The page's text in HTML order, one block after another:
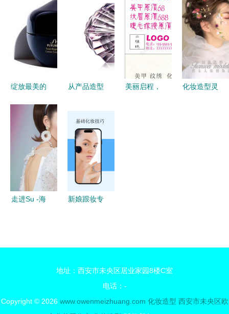
明星同款新
娘跟妆套系
的全面升级
唯美碎花邂
逅灵动化妆
造型
Emily新娘
化妆师的独
特美学
融合
绽放最美的
妆广告设
计，为爱加
从产品造型
美学设计的
跨界融合与
艺术表达
美丽启程，
化妆造型灵
走进Su -海
新娘跟妆专
地址：西安市未央区居业家园8楼C室
电话：-
Copyright © 2026 www.owenmeizhuang.com 化妆造型 西安市未央区欧